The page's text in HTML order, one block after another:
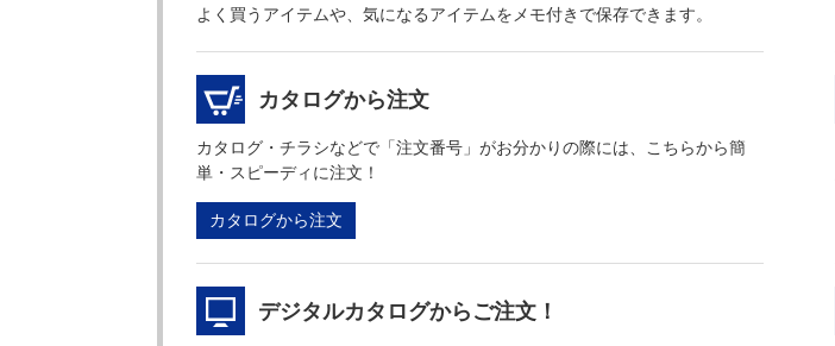
よく買うアイテムや、気になるアイテムをメモ付きで保存できます。
カタログから注文
カタログ・チラシなどで「注文番号」がお分かりの際には、こちらから簡
単・スピーディに注文！
カタログから注文
デジタルカタログからご注文！